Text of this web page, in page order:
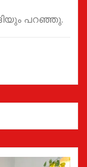
പറഞ്ഞു.